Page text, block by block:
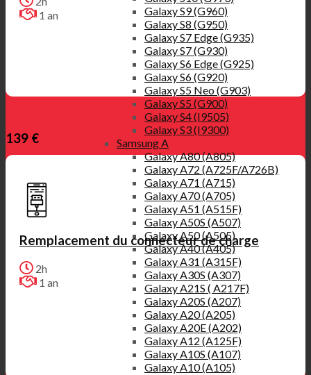
Galaxy S9 (G960)
Galaxy S8 (G950)
Galaxy S7 Edge (G935)
Galaxy S7 (G930)
Galaxy S6 Edge (G925)
Galaxy S6 (G920)
Galaxy S5 Neo (G903)
Galaxy S5 (G900)
Galaxy S4 (I9505)
Galaxy S3 (I9300)
Samsung A
Galaxy A80 (A805)
Galaxy A72 (A725F/A726B)
Galaxy A71 (A715)
Galaxy A70 (A705)
Galaxy A51 (A515F)
Galaxy A50S (A507)
Galaxy A50 (A505)
Galaxy A40 (A405)
Galaxy A31 (A315F)
Galaxy A30S (A307)
Galaxy A21S ( A217F)
Galaxy A20S (A207)
Galaxy A20 (A205)
Galaxy A20E (A202)
Galaxy A12 (A125F)
Galaxy A10S (A107)
Galaxy A10 (A105)
1 an
139 €
Remplacement du connecteur de charge
2h
1 an